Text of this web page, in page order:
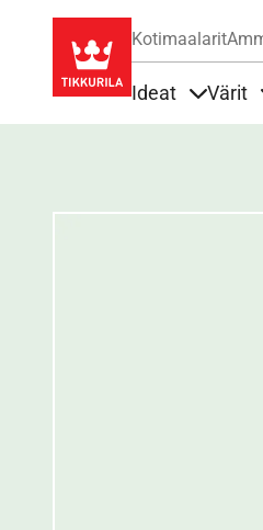
Kotimaalarit
Ideat Värit